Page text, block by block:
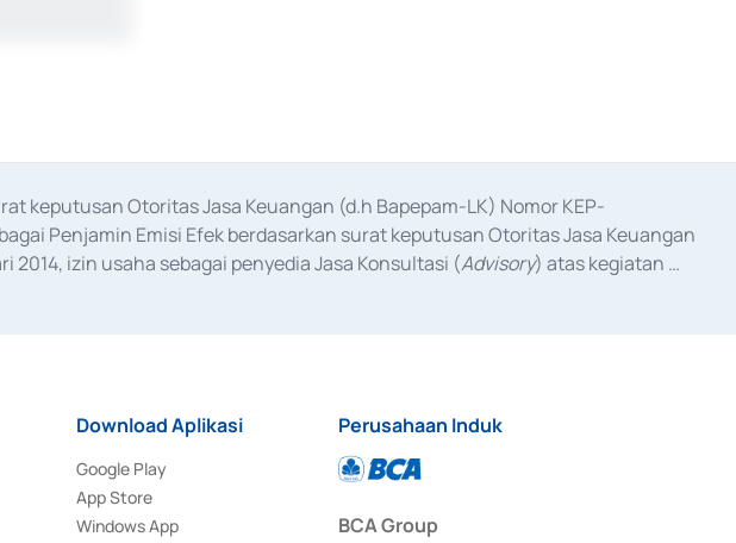
keputusan Otoritas Jasa Keuangan (d.h Bapepam-LK) Nomor KEP-
Penjamin Emisi Efek berdasarkan surat keputusan Otoritas Jasa Keuangan
2014, izin usaha sebagai penyedia Jasa Konsultasi (Advisory) atas kegiatan
Download Aplikasi
Google Play
App Store
Windows App
Perusahaan Induk
BCA Group